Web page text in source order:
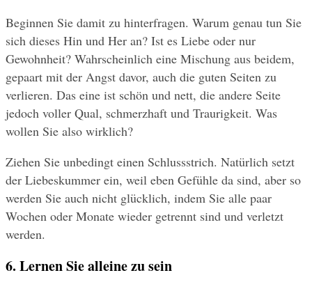
Beginnen Sie damit zu hinterfragen. Warum genau tun Sie
sich dieses Hin und Her an? Ist es Liebe oder nur
Gewohnheit? Wahrscheinlich eine Mischung aus beidem,
gepaart mit der Angst davor, auch die guten Seiten zu
verlieren. Das eine ist schön und nett, die andere Seite
jedoch voller Qual, schmerzhaft und Traurigkeit. Was
wollen Sie also wirklich?
Ziehen Sie unbedingt einen Schlussstrich. Natürlich setzt
der Liebeskummer ein, weil eben Gefühle da sind, aber so
werden Sie auch nicht glücklich, indem Sie alle paar
Wochen oder Monate wieder getrennt sind und verletzt
werden.
6. Lernen Sie alleine zu sein